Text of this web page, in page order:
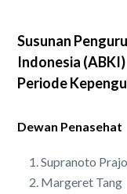
Susunan
Indonesia (ABKI)
Periode
Dewan Penasehat
Supranoto
Margeret Tang